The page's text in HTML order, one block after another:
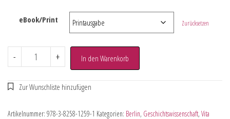
eBook/Print Zurücksetzen
- + In den Warenkorb
Artikelnummer: 978-3-8258-1259-1 Kategorien: Berlin, Geschichtswissenschaft, Vita